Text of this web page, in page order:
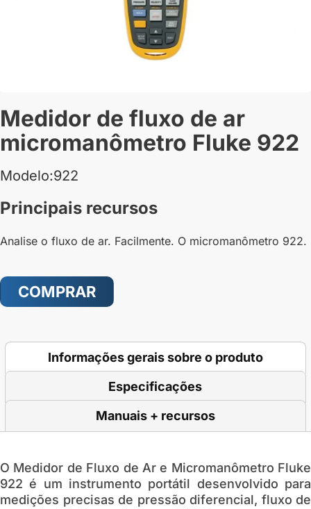
Medidor de fluxo de ar
micromanômetro Fluke 922
Modelo:922
Principais recursos
Analise o fluxo de ar. Facilmente. O micromanômetro 922.
COMPRAR
Informações gerais sobre o produto
Especificações
Manuais + recursos
O Medidor de Fluxo de Ar e Micromanômetro Fluke
922 é um instrumento portátil desenvolvido para
medições precisas de pressão diferencial, fluxo de